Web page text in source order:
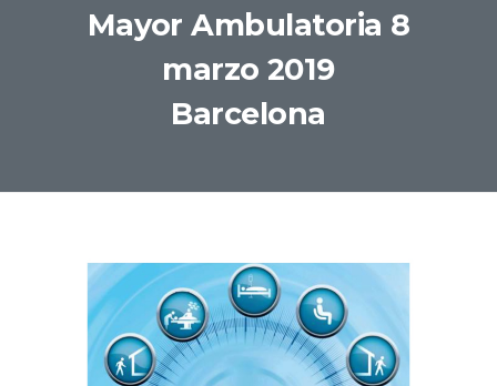
Mayor Ambulatoria 8
marzo 2019
Barcelona